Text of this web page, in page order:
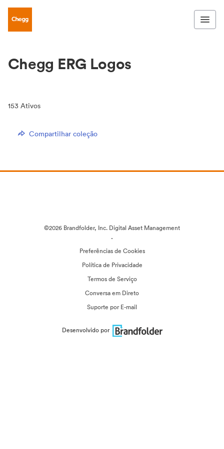
Chegg ERG Logos
153 Ativos
Compartilhar coleção
©2026 Brandfolder, Inc. Digital Asset Management
·
Preferências de Cookies
Política de Privacidade
Termos de Serviço
Conversa em Direto
Suporte por E-mail
Desenvolvido por